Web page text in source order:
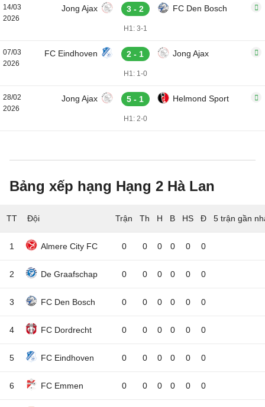
14/03
2026
Jong Ajax 3 - 2 FC Den Bosch
H1: 3-1
07/03
2026
FC Eindhoven 2 - 1 Jong Ajax
H1: 1-0
28/02
2026
Jong Ajax 5 - 1 Helmond Sport
H1: 2-0
Bảng xếp hạng Hạng 2 Hà Lan
TT Đội 5 trận gần
1 Almere City FC 0 0 0 0 0 0
2 De Graafschap 0 0 0 0 0 0
3 FC Den Bosch 0 0 0 0 0 0
4 FC Dordrecht 0 0 0 0 0 0
5 FC Eindhoven 0 0 0 0 0 0
6 FC Emmen 0 0 0 0 0 0